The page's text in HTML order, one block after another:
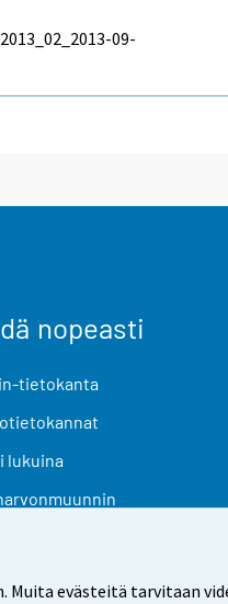
evästeitä tarvitaan
09-
nopeasti
tietokanta
lukuina